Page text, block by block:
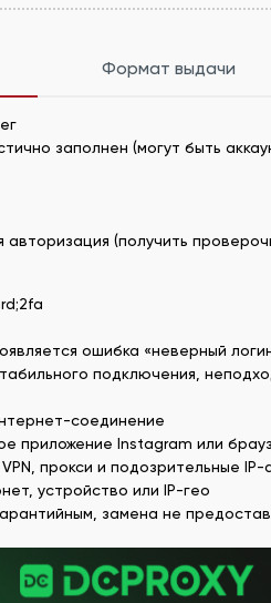
Формат выдачи
заполнен (могут быть
(получить
ошибка «неверный
подключения,
соединение
приложение Instagram или
прокси и подозрительные
устройство или IP-гео
замена не